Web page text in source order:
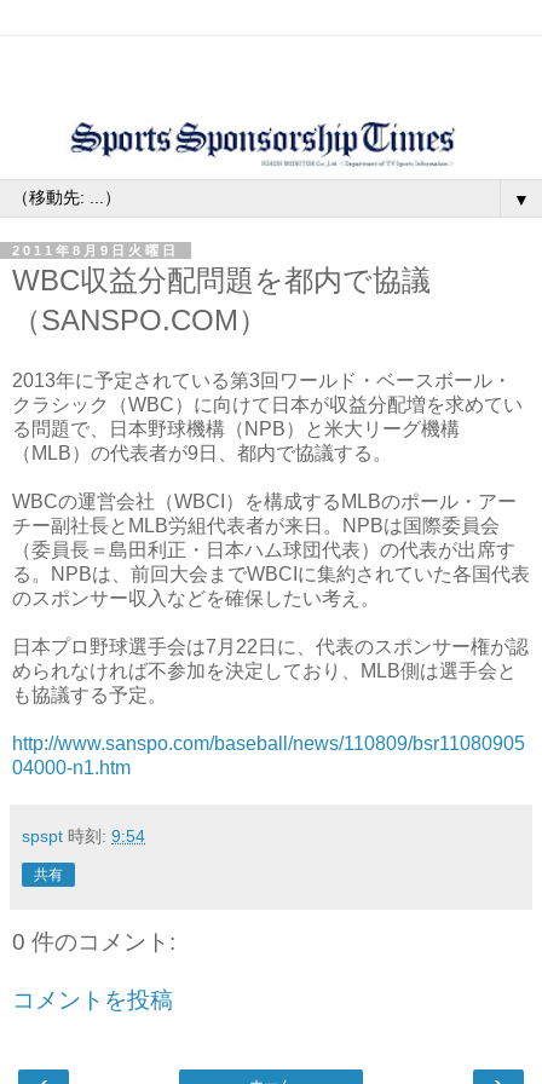
▼
2011年8月9日火曜日
WBC収益分配問題を都内で協議
（SANSPO.COM）
2013年に予定されている第3回ワールド・ベースボール・
クラシック（WBC）に向けて日本が収益分配増を求めてい
る問題で、日本野球機構（NPB）と米大リーグ機構
（MLB）の代表者が9日、都内で協議する。
WBCの運営会社（WBCI）を構成するMLBのポール・アー
チー副社長とMLB労組代表者が来日。NPBは国際委員会
（委員長＝島田利正・日本ハム球団代表）の代表が出席す
る。NPBは、前回大会までWBCIに集約されていた各国代表
のスポンサー収入などを確保したい考え。
日本プロ野球選手会は7月22日に、代表のスポンサー権が認
められなければ不参加を決定しており、MLB側は選手会と
も協議する予定。
http://www.sanspo.com/baseball/news/110809/bsr11080905
04000-n1.htm
spspt 時刻: 9:54
共有
0 件のコメント:
コメントを投稿